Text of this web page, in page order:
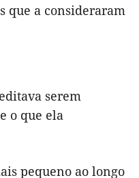
que a consideraram
serem
o que ela
pequeno ao longo